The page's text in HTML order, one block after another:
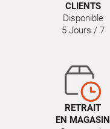
CLIENTS
Disponible
5 Jours / 7
RETRAIT
EN MAGASIN